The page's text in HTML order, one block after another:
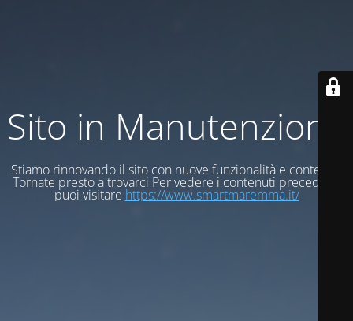
Sito in Manutenzione
Stiamo rinnovando il sito con nuove funzionalità e contenuti
Tornate presto a trovarci Per vedere i contenuti precedenti
puoi visitare https://www.smartmaremma.it/